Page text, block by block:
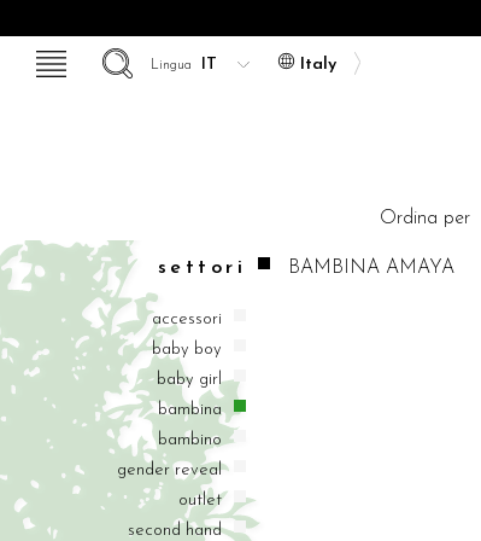
Italy
Lingua
Ordina per
settori
accessori
baby boy
baby girl
bambina
bambino
gender reveal
outlet
second hand
BAMBINA AMAYA